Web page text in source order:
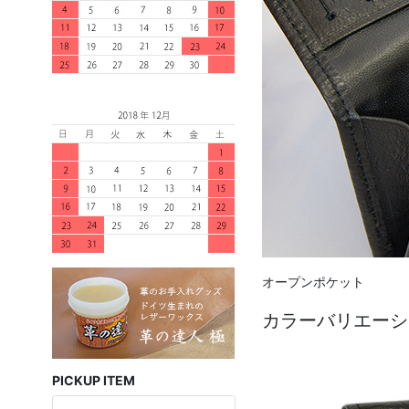
PICKUP ITEM
オープンポケット
カラーバリエー